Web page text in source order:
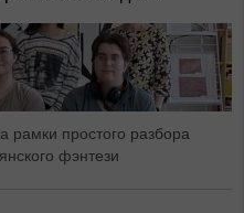
рамки простого разбора
фэнтези